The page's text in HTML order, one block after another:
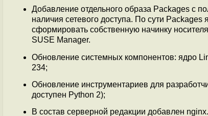
Добавление отдельного образа Packages с
наличия сетевого доступа. По сути
сформировать собственную начинку
SUSE Manager.
Обновление системных компонентов: ядро
234;
Обновление инструментариев для
доступен Python 2);
В состав серверной редакции добавлен